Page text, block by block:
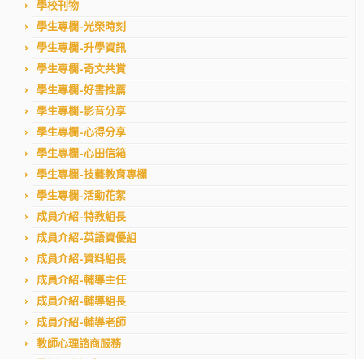
學校刊物
學生專欄–光榮時刻
學生專欄–升學資訊
學生專欄–奇文共賞
學生專欄–好書推薦
學生專欄–影音分享
學生專欄–心得分享
學生專欄–心田信箱
學生專欄–技藝教育專欄
學生專欄–活動花絮
成員介紹–特教組長
成員介紹–英語資優組
成員介紹–資料組長
成員介紹–輔導主任
成員介紹–輔導組長
成員介紹–輔導老師
教師心理諮商服務